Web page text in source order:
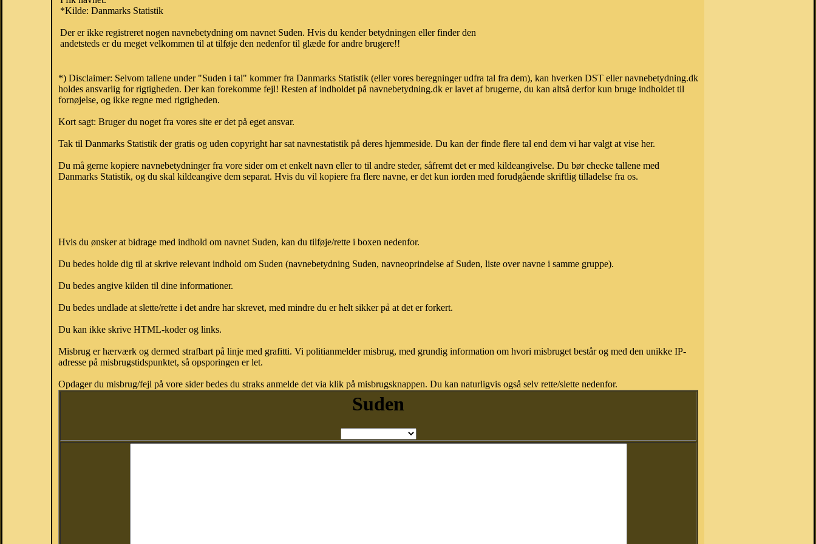
*Kilde: Danmarks Statistik
Der er ikke registreret nogen navnebetydning om navnet Suden. Hvis du kender betydningen eller finder den
andetsteds er du meget velkommen til at tilføje den nedenfor til glæde for andre brugere!!
*) Disclaimer: Selvom tallene under "Suden i tal" kommer fra Danmarks Statistik (eller vores beregninger udfra tal fra dem), kan hverken DST eller navnebetydning.dk
holdes ansvarlig for rigtigheden. Der kan forekomme fejl! Resten af indholdet på navnebetydning.dk er lavet af brugerne, du kan altså derfor kun bruge indholdet til
fornøjelse, og ikke regne med rigtigheden.
Kort sagt: Bruger du noget fra vores site er det på eget ansvar.
Tak til Danmarks Statistik der gratis og uden copyright har sat navnestatistik på deres hjemmeside. Du kan der finde flere tal end dem vi har valgt at vise her.
Du må gerne kopiere navnebetydninger fra vore sider om et enkelt navn eller to til andre steder, såfremt det er med kildeangivelse. Du bør checke tallene med
Danmarks Statistik, og du skal kildeangive dem separat. Hvis du vil kopiere fra flere navne, er det kun iorden med forudgående skriftlig tilladelse fra os.
Hvis du ønsker at bidrage med indhold om navnet Suden, kan du tilføje/rette i boxen nedenfor.
Du bedes holde dig til at skrive relevant indhold om Suden (navnebetydning Suden, navneoprindelse af Suden, liste over navne i samme gruppe).
Du bedes angive kilden til dine informationer.
Du bedes undlade at slette/rette i det andre har skrevet, med mindre du er helt sikker på at det er forkert.
Du kan ikke skrive HTML-koder og links.
Misbrug er hærværk og dermed strafbart på linje med grafitti. Vi politianmelder misbrug, med grundig information om hvori misbruget består og med den unikke IP-
adresse på misbrugstidspunktet, så opsporingen er let.
Opdager du misbrug/fejl på vore sider bedes du straks anmelde det via klik på misbrugsknappen. Du kan naturligvis også selv rette/slette nedenfor.
Suden